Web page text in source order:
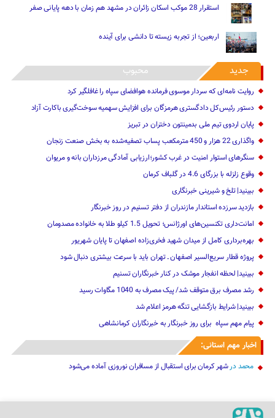
استقرار 28 موکب اسکان زائران در مشهد هم زمان با دهه پایانی صفر
اربعین؛ از تجربه زیسته تا دانشی برای آینده
جدید محبوب
روایت نامه‌ای که سردار موسوی فرمانده هوافضای سپاه را غافلگیر کرد
دستور رئیس‌کل دادگستری هرمزگان برای افزایش سهمیه سوخت‌گیری باکارت آزاد
پایان اردوی تیم ملی بدمینتون دختران در تبریز
واگذاری 22 هزار و 450 مترمکعب ‌پساب تصفیه‌شده به بخش صنعت زنجان
سنگرهای استوار امنیت در غرب کشور؛ارزیابی آمادگی مرزداران بانه و مریوان
وقوع زلزله با بزرگای 4.6 در گلباف کرمان
ببینید| تلخ و شیرینی خبرنگاری
بازدید سرزده ‌استاندار مازندران از دفتر تسنیم ‌در روز خبرنگار
امانت‌داری تکنسین‌های اورژانس؛ تحویل 1.5 کیلو طلا به خانواده مصدومان
بهره‌برداری کامل از میدان شهید فخری‌زاده اصفهان تا پایان شهریور
پروژه قطار سریع‌السیر اصفهان ـ تهران باید با سرعت بیشتری دنبال شود
ببینید| لحظه انفجار موشک‌ در کنار خبرنگاران تسنیم
رشد مصرف برق متوقف شد/ پیک مصرف به 1040 مگاوات رسید
ببینید| شرایط بازگشایی تنگه هرمز اعلام شد
پیام مهم ‌سپاه ‌ برای روز خبرنگار ‌به خبرنگاران کرمانشاهی
اخبار مهم استانی:
محمد درشهر کرمان برای استقبال از مسافران نوروزی آماده می‌شود